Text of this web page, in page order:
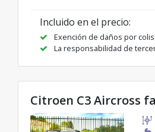
Incluido en el precio:
Exención de daños por
La responsabilidad de
Citroen C3 Aircross